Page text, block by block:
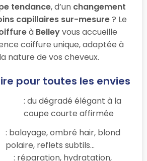
tendance, d’un changement
capillaires sur-mesure? Le
à Belleyvous accueille
coiffure unique, adaptée à
nature de vos cheveux.
pour toutes les envies
: du dégradé élégant à la
coupe courte affirmée
: balayage, ombré hair, blond
polaire, reflets subtils…
: réparation, hydratation,